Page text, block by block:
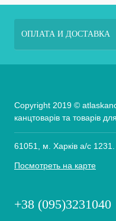
ОПЛАТА И ДОСТАВКА
Copyright 2019 ©
канцтоварів та товарів
61051, м. Харків а/с 1231.
Посмотреть на карте
+38 (095)3231040